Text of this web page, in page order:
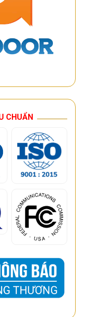
CHUẨN